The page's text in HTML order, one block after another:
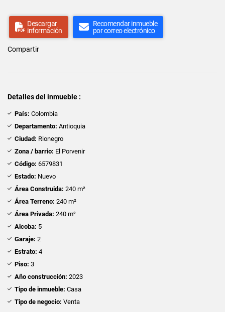
Descargar
información
Recomendar inmueble
por correo electrónico
Compartir
Detalles del inmueble :
País: Colombia
Departamento: Antioquia
Ciudad: Rionegro
Zona / barrio: El Porvenir
Código: 6579831
Estado: Nuevo
Área Construida: 240 m²
Área Terreno: 240 m²
Área Privada: 240 m²
Alcoba: 5
Garaje: 2
Estrato: 4
Piso: 3
Año construcción: 2023
Tipo de inmueble: Casa
Tipo de negocio: Venta